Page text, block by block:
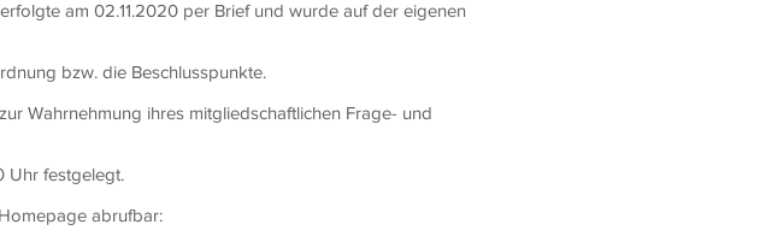
am 02.11.2020 per Brief und wurde auf der eigenen
bzw. die Beschlusspunkte.
Wahrnehmung ihres mitgliedschaftlichen Frage- und
Uhr festgelegt.
abrufbar: